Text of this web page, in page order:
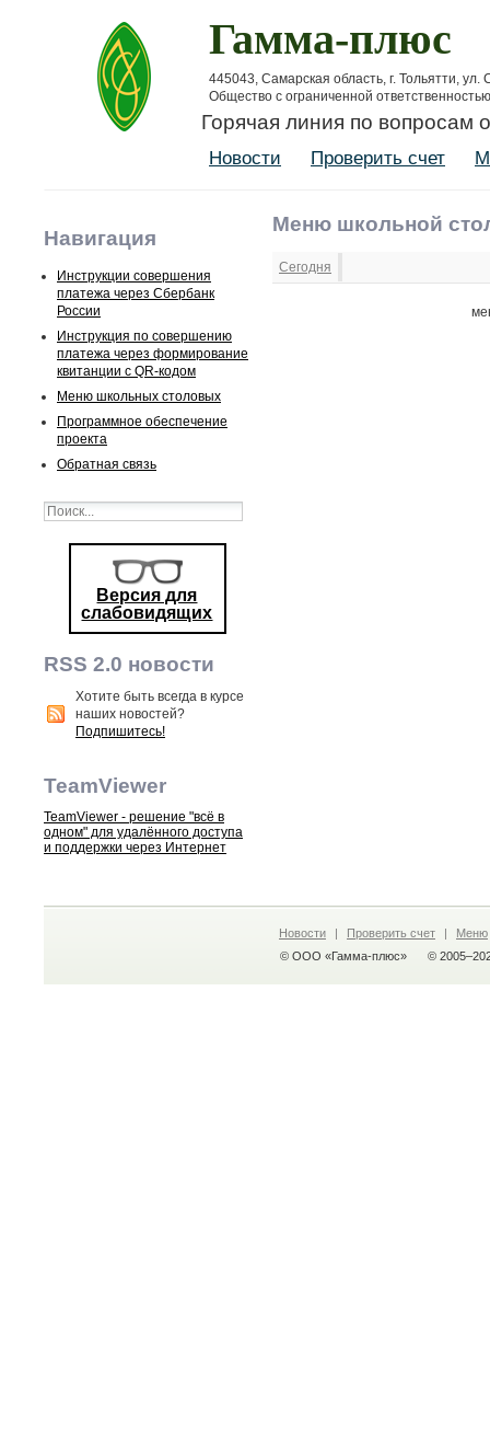
Гамма-плюс
445043, Самарская область, г. Тольятти, ул.
Общество с ограниченной
Горячая линия по вопросам
Новости Проверить счет
Навигация
Инструкции совершения
платежа через Сбербанк
России
Инструкция по совершению
платежа через формирование
квитанции с QR-кодом
Меню школьных столовых
Программное обеспечение
проекта
Обратная связь
Версия для
слабовидящих
RSS 2.0 новости
Хотите быть всегда в курсе
наших новостей?
Подпишитесь!
TeamViewer
TeamViewer - решение "всё в
одном" для удалённого доступа
и поддержки через Интернет
Меню школьной
Сегодня
Новости | Проверить счет |
Меню
© ООО «Гамма-плюс»
©